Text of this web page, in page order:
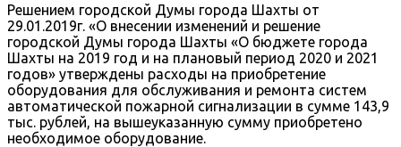
Решением городской Думы города Шахты от
29.01.2019г. «О внесении изменений и решение
городской Думы города Шахты «О бюджете города
Шахты на 2019 год и на плановый период 2020 и 2021
годов» утверждены расходы на приобретение
оборудования для обслуживания и ремонта систем
автоматической пожарной сигнализации в сумме 143,9
тыс. рублей, на вышеуказанную сумму приобретено
необходимое оборудование.